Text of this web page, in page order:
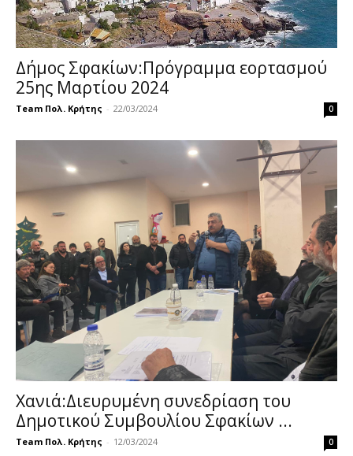
Δήμος Σφακίων:Πρόγραμμα εορτασμού
25ης Μαρτίου 2024
Team Πολ. Κρήτης - 22/03/2024 0
Χανιά:Διευρυμένη συνεδρίαση του
Δημοτικού Συμβουλίου Σφακίων ...
Team Πολ. Κρήτης - 12/03/2024 0